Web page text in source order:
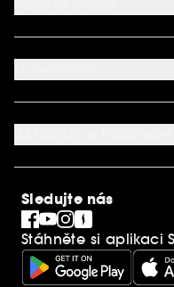
Kontaktujte nás
Mapa stránky
Můj účet
Aplikace SEPHORA
Nastavení souborů
O společnosti Sephora
Kariéra
SEPHORiA
Blog Sephora
Singles´ Day
Black Friday
Cyber Monday
Vánoce
Sledujte nás
Stáhněte si aplikaci